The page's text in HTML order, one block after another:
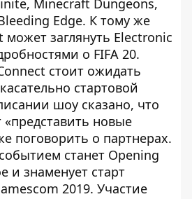
Minecraft Dungeons,
Edge. К тому же
может заглянуть Electronic
о FIFA 20.
стоит ожидать
стартовой
шоу сказано, что
новые
поговорить о партнерах.
станет Opening
и знаменует старт
2019. Участие